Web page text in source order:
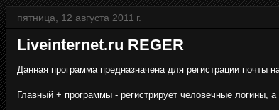
пятница, 12 августа 2011 г.
Liveinternet.ru REGER
Данная программа предназначена для регистрации почты
Главный + программы - регистрирует человечные логины,